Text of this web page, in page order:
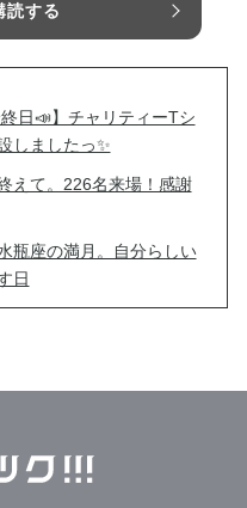
読する
日📣】チャリティーTシ
しましたっ✨
えて。226名来場！感謝
瓶座の満月。自分らしい
日
だけじゃない♪5つのこ
ャツです🌸